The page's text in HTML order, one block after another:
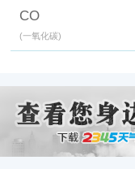
CO
(一氧化碳)